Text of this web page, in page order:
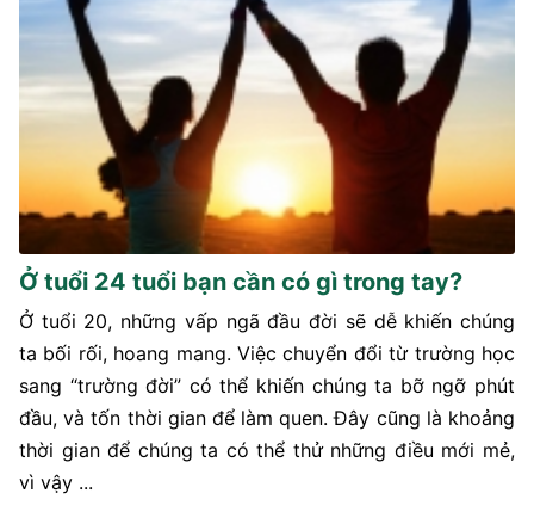
Ở tuổi 24 tuổi bạn cần có gì trong tay?
Ở tuổi 20, những vấp ngã đầu đời sẽ dễ khiến chúng
ta bối rối, hoang mang. Việc chuyển đổi từ trường học
sang “trường đời” có thể khiến chúng ta bỡ ngỡ phút
đầu, và tốn thời gian để làm quen. Đây cũng là khoảng
thời gian để chúng ta có thể thử những điều mới mẻ,
vì vậy ...